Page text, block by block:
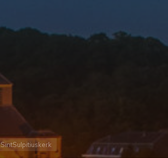
SintSulpitiuskerk